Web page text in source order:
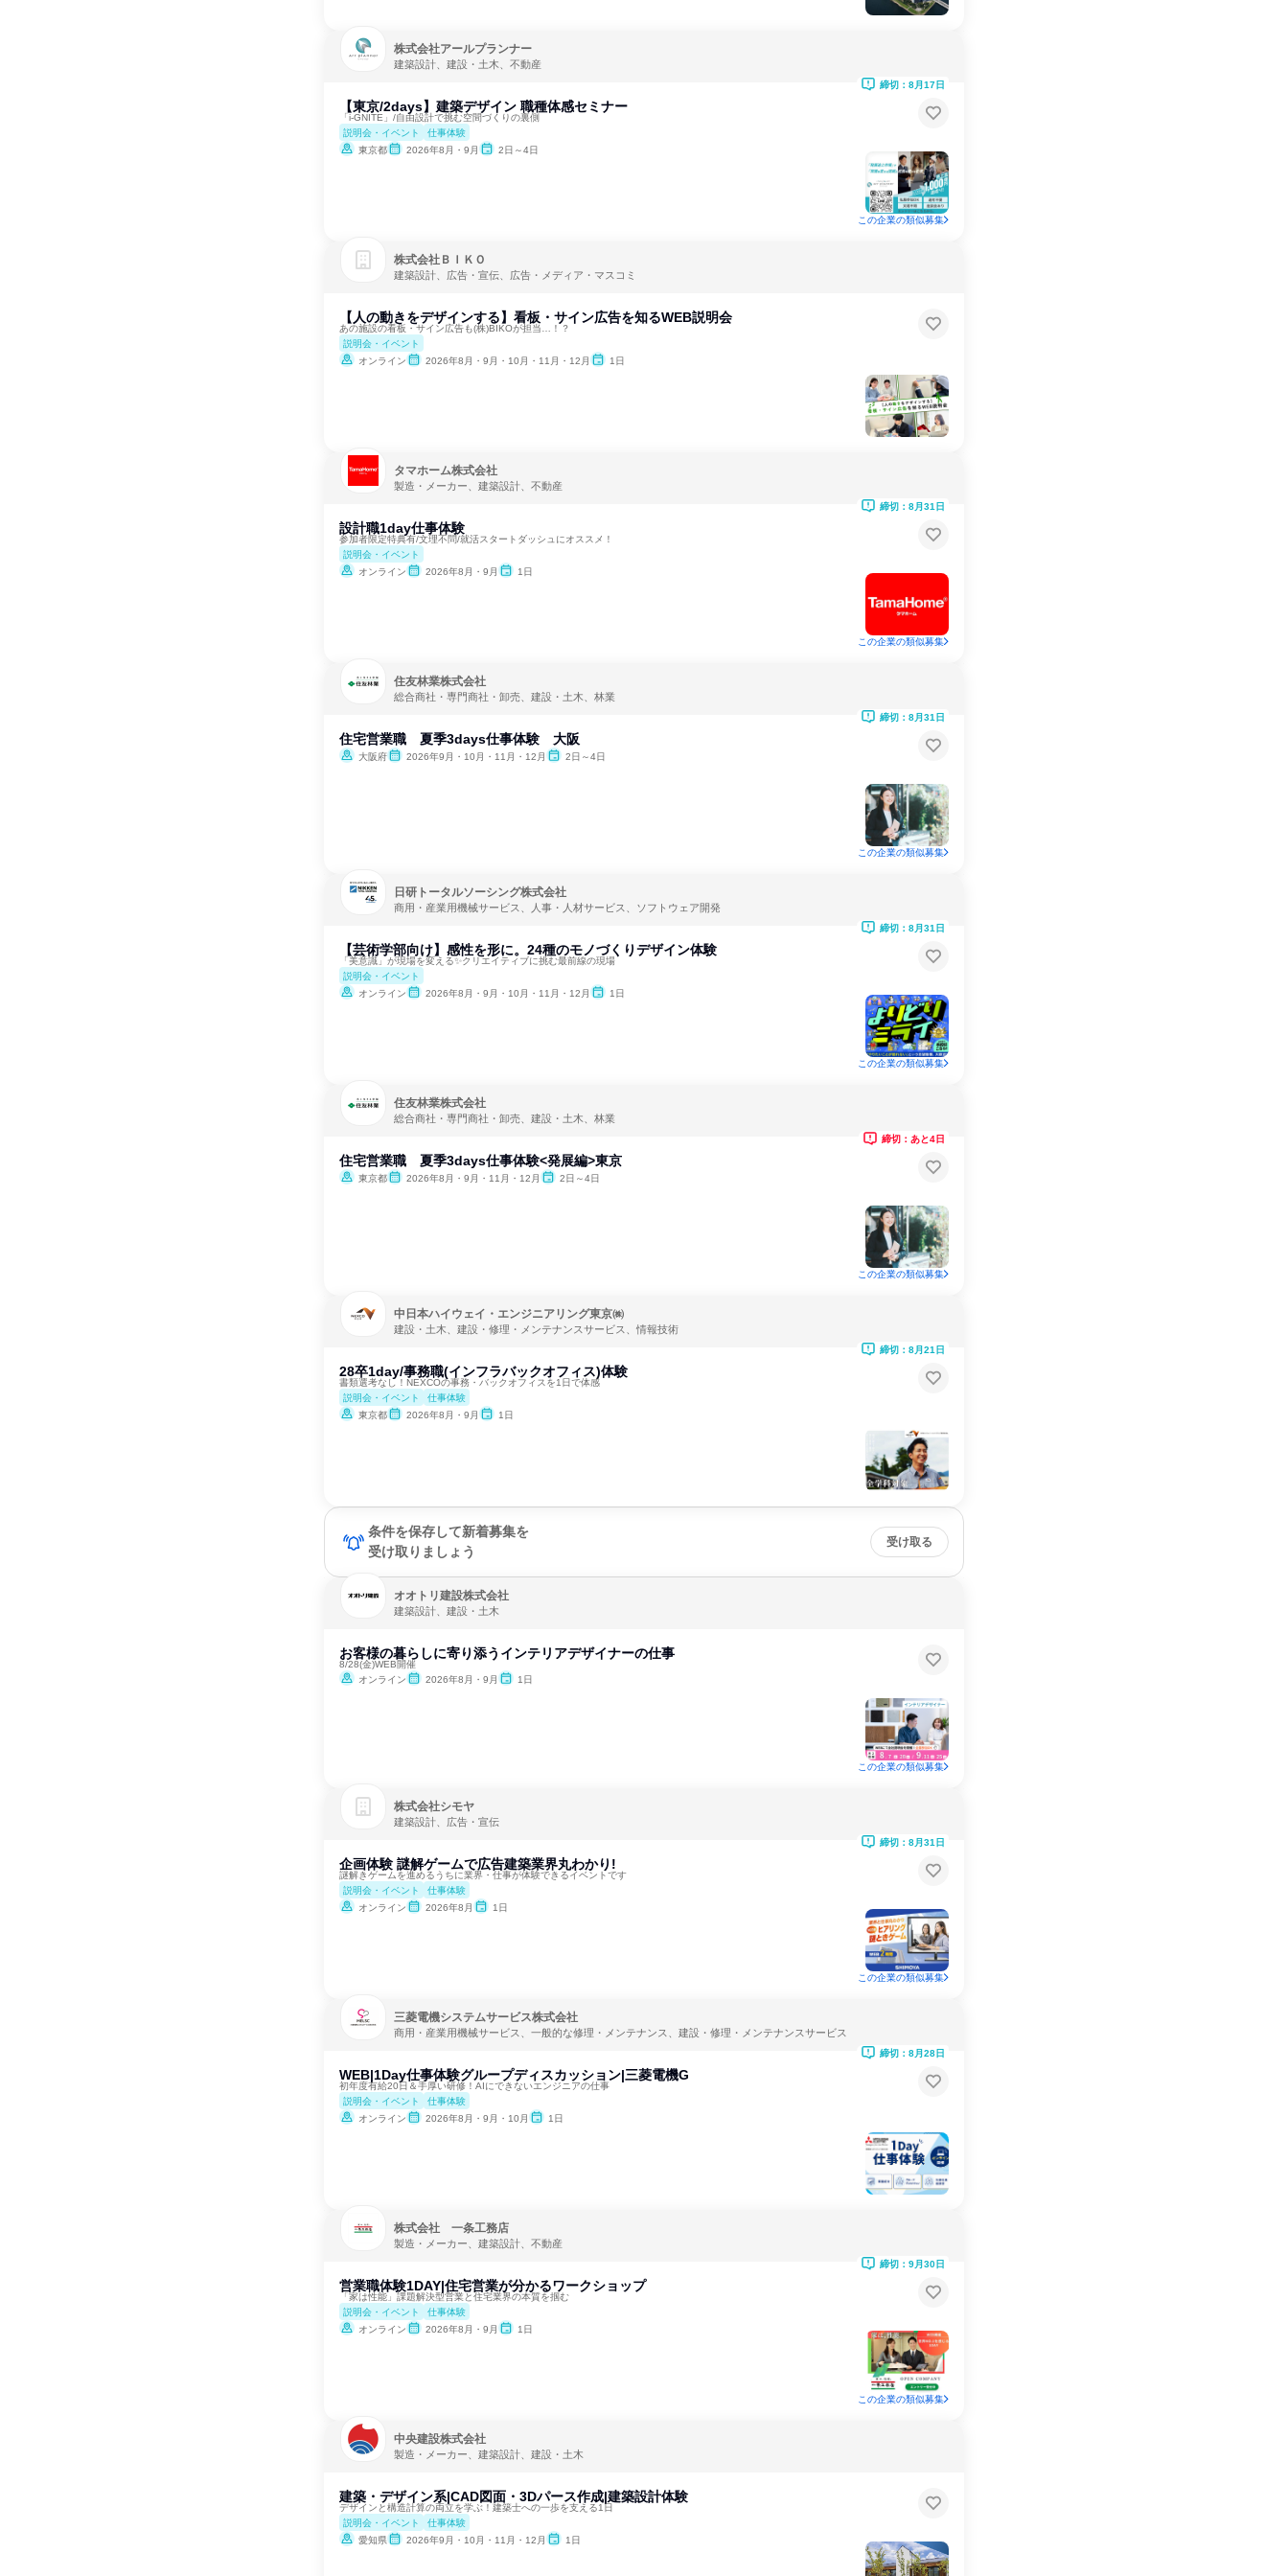
株式会社アールプランナー
建築設計、建設・土木、不動産
【東京/2days】建築デザイン 職種体感セミナー
「i-GNITE」/自由設計で挑む空間づくりの裏側
説明会・イベント
仕事体験
東京都
2026年8月・9月 2日～4日
締切：8月17日
この企業の類似募集
株式会社ＢＩＫＯ
建築設計、広告・宣伝、広告・メディア・マスコミ
【人の動きをデザインする】看板・サイン広告を知るWEB説明会
あの施設の看板・サイン広告も(株)BIKOが担当…！？
説明会・イベント
オンライン
2026年8月・9月・10月・11月・12月 1日
タマホーム株式会社
製造・メーカー、建築設計、不動産
設計職1day仕事体験
参加者限定特典有/文理不問/就活スタートダッシュにオススメ！
説明会・イベント
オンライン
2026年8月・9月 1日
締切：8月31日
この企業の類似募集
住友林業株式会社
総合商社・専門商社・卸売、建設・土木、林業
住宅営業職 夏季3days仕事体験 大阪
大阪府 2026年9月・10月・11月・12月 2日～4日
締切：8月31日
この企業の類似募集
日研トータルソーシング株式会社
商用・産業用機械サービス、人事・人材サービス、ソフトウェア開発
【芸術学部向け】感性を形に。24種のモノづくりデザイン体験
「美意識」が現場を変える✨クリエイティブに挑む最前線の現場
説明会・イベント
オンライン
2026年8月・9月・10月・11月・12月 1日
締切：8月31日
この企業の類似募集
住友林業株式会社
総合商社・専門商社・卸売、建設・土木、林業
住宅営業職 夏季3days仕事体験<発展編>東京
東京都 2026年8月・9月・11月・12月 2日～4日
締切：あと4日
この企業の類似募集
中日本ハイウェイ・エンジニアリング東京㈱
建設・土木、建設・修理・メンテナンスサービス、情報技術
28卒1day/事務職(インフラバックオフィス)体験
書類選考なし！NEXCOの事務・バックオフィスを1日で体感
説明会・イベント
仕事体験
東京都
2026年8月・9月 1日
締切：8月21日
条件を保存して新着募集を
受け取りましょう
受け取る
オオトリ建設株式会社
建築設計、建設・土木
お客様の暮らしに寄り添うインテリアデザイナーの仕事
8/28(金)WEB開催
オンライン
2026年8月・9月 1日
この企業の類似募集
株式会社シモヤ
建築設計、広告・宣伝
企画体験 謎解ゲームで広告建築業界丸わかり!
謎解きゲームを進めるうちに業界・仕事が体験できるイベントです
説明会・イベント
仕事体験
オンライン
2026年8月 1日
締切：8月31日
この企業の類似募集
三菱電機システムサービス株式会社
商用・産業用機械サービス、一般的な修理・メンテナンス、建設・修理・メンテナンスサービス
WEB|1Day仕事体験グループディスカッション|三菱電機G
初年度有給20日＆手厚い研修！AIにできないエンジニアの仕事
説明会・イベント
仕事体験
オンライン
2026年8月・9月・10月 1日
締切：8月28日
株式会社 一条工務店
製造・メーカー、建築設計、不動産
営業職体験1DAY|住宅営業が分かるワークショップ
「家は性能」課題解決型営業と住宅業界の本質を掴む
説明会・イベント
仕事体験
オンライン
2026年8月・9月 1日
締切：9月30日
この企業の類似募集
中央建設株式会社
製造・メーカー、建築設計、建設・土木
建築・デザイン系|CAD図面・3Dパース作成|建築設計体験
デザインと構造計算の両立を学ぶ！建築士への一歩を支える1日
説明会・イベント
仕事体験
愛知県
2026年9月・10月・11月・12月 1日